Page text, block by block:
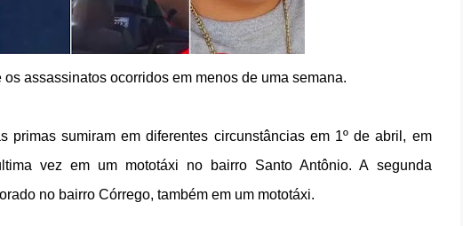
assassinatos ocorridos em menos de uma semana.
primas sumiram em diferentes circunstâncias em 1º de abril, em
vez em um mototáxi no bairro Santo Antônio. A segunda
no bairro Córrego, também em um mototáxi.